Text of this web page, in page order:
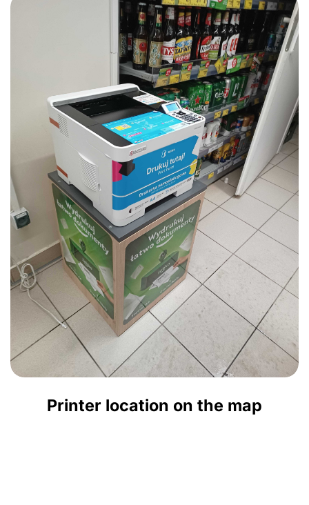
Printer location on the map